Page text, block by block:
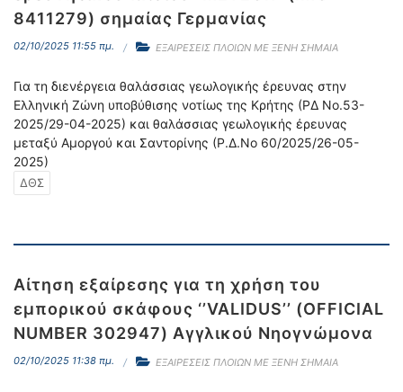
8411279) σημαίας Γερμανίας
02/10/2025 11:55 πμ. ΕΞΑΙΡΕΣΕΙΣ ΠΛΟΙΩΝ ΜΕ ΞΕΝΗ ΣΗΜΑΙΑ
Για τη διενέργεια θαλάσσιας γεωλογικής έρευνας στην
Ελληνική Ζώνη υποβύθισης νοτίως της Κρήτης (ΡΔ Νο.53-
2025/29-04-2025) και θαλάσσιας γεωλογικής έρευνας
μεταξύ Αμοργού και Σαντορίνης (Ρ.Δ.Νο 60/2025/26-05-
2025)
ΔΘΣ
Αίτηση εξαίρεσης για τη χρήση του
εμπορικού σκάφους ‘’VALIDUS’’ (OFFICIAL
NUMBER 302947) Αγγλικού Νηογνώμονα
02/10/2025 11:38 πμ. ΕΞΑΙΡΕΣΕΙΣ ΠΛΟΙΩΝ ΜΕ ΞΕΝΗ ΣΗΜΑΙΑ